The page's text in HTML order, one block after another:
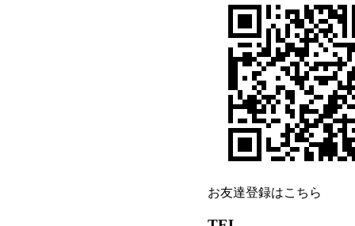
お友達登録はこちら